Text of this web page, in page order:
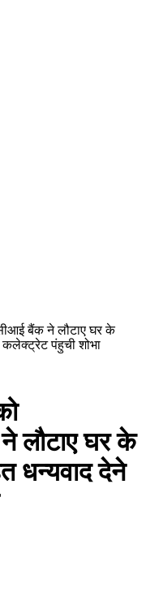
बैंक ने लौटाए घर के
कलेक्ट्रेट पंहुची शोभा
लौटाए घर के
धन्यवाद देने